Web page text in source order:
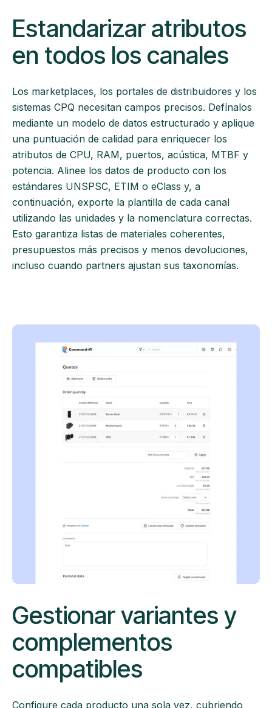
Estandarizar atributos
en todos los canales
Los marketplaces, los portales de distribuidores y los
sistemas CPQ necesitan campos precisos. Defínalos
mediante un modelo de datos estructurado y aplique
una puntuación de calidad para enriquecer los
atributos de CPU, RAM, puertos, acústica, MTBF y
potencia. Alinee los datos de producto con los
estándares UNSPSC, ETIM o eClass y, a
continuación, exporte la plantilla de cada canal
utilizando las unidades y la nomenclatura correctas.
Esto garantiza listas de materiales coherentes,
presupuestos más precisos y menos devoluciones,
incluso cuando partners ajustan sus taxonomías.
Gestionar variantes y
complementos
compatibles
Configure cada producto una sola vez, cubriendo